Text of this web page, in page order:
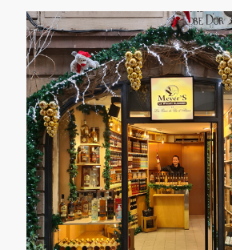
STRASBOURG